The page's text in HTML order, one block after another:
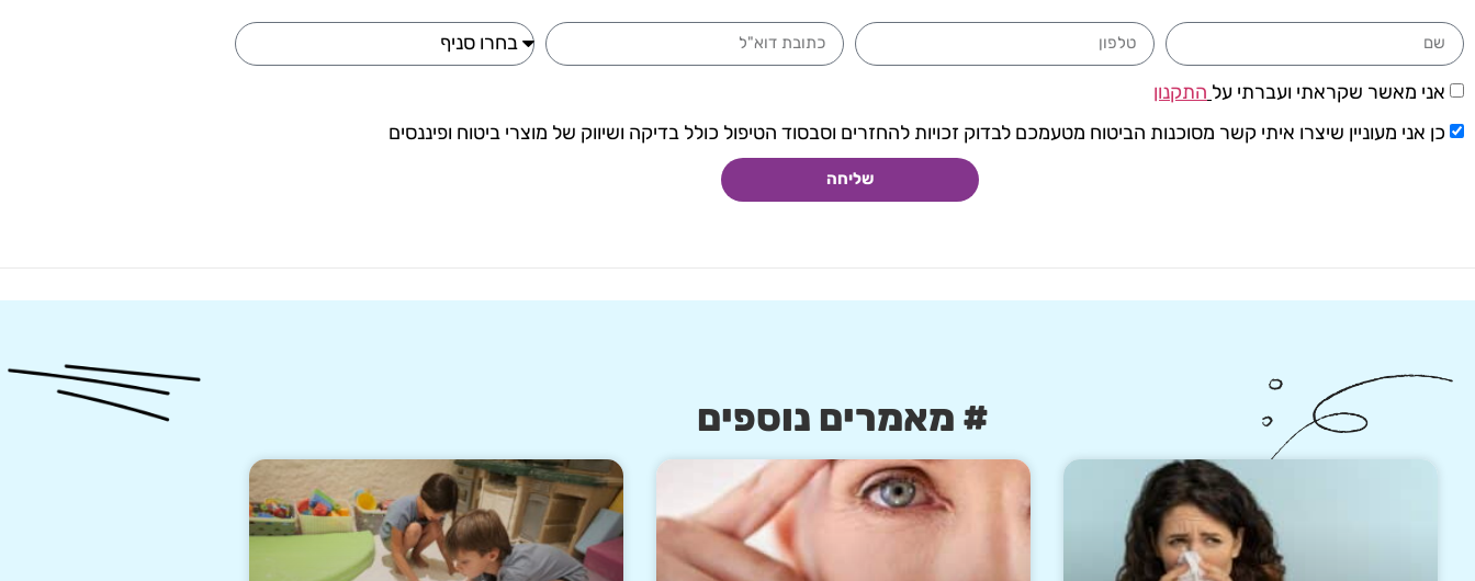
אני מאשר שקראתי ועברתי על התקנון
כן אני מעוניין שיצרו איתי קשר מסוכנות הביטוח מטעמכם לבדוק זכויות להחזרים וסבסוד הטיפול כולל בדיקה ושיווק של מוצרי ביטוח ופיננסים
שליחה
# מאמרים נוספים